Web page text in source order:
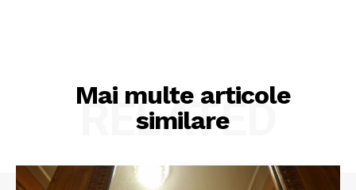
Mai multe articole
similare
RELATED